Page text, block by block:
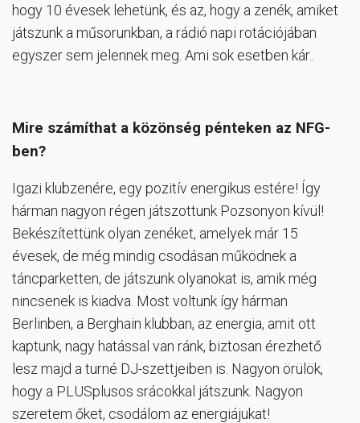
hogy 10 évesek lehetünk, és az, hogy a zenék, amiket
játszunk a műsorunkban, a rádió napi rotációjában
egyszer sem jelennek meg. Ami sok esetben kár..
Mire számíthat a közönség pénteken az NFG-
ben?
Igazi klubzenére, egy pozitív energikus estére! Így
hárman nagyon régen játszottunk Pozsonyon kívül!
Bekészítettünk olyan zenéket, amelyek már 15
évesek, de még mindig csodásan működnek a
táncparketten, de játszunk olyanokat is, amik még
nincsenek is kiadva. Most voltunk így hárman
Berlinben, a Berghain klubban, az energia, amit ott
kaptunk, nagy hatással van ránk, biztosan érezhető
lesz majd a turné DJ-szettjeiben is. Nagyon örülök,
hogy a PLUSplusos srácokkal játszunk. Nagyon
szeretem őket, csodálom az energiájukat!